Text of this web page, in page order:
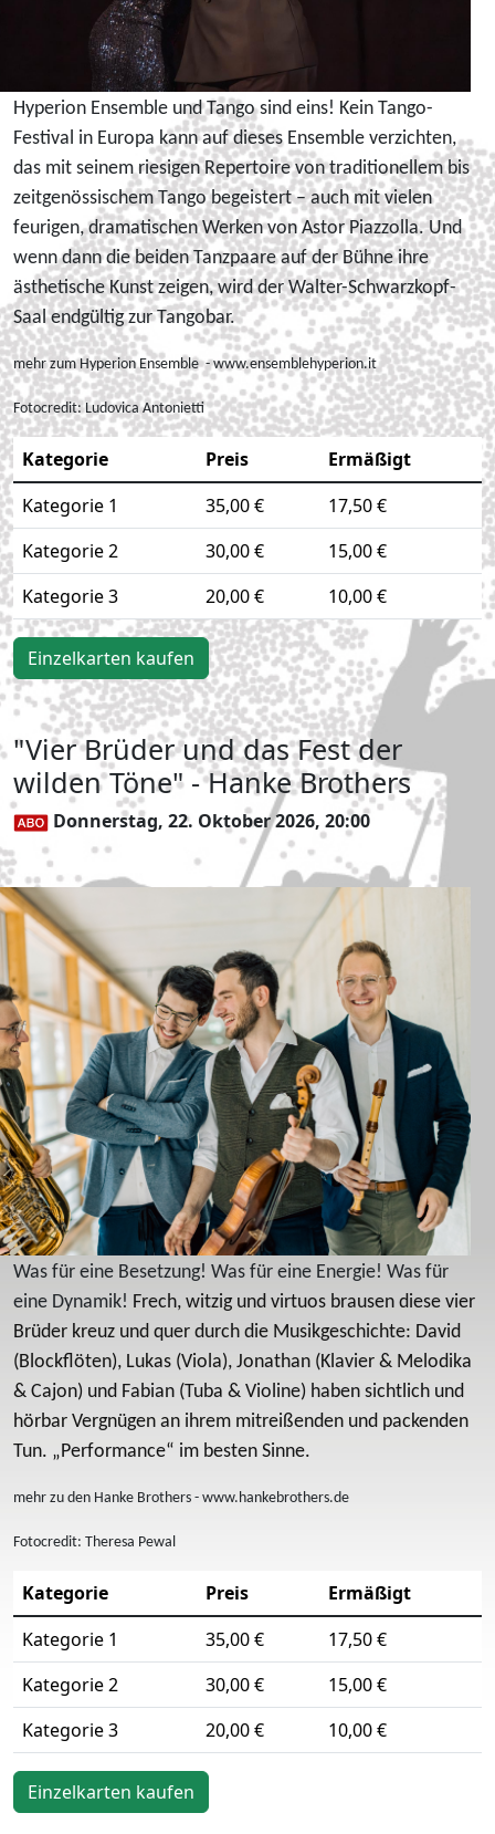
Hyperion Ensemble und Tango sind eins! Kein Tango-
Festival in Europa kann auf dieses Ensemble verzichten,
das mit seinem riesigen Repertoire von traditionellem bis
zeitgenössischem Tango begeistert – auch mit vielen
feurigen, dramatischen Werken von Astor Piazzolla. Und
wenn dann die beiden Tanzpaare auf der Bühne ihre
ästhetische Kunst zeigen, wird der Walter-Schwarzkopf-
Saal endgültig zur Tangobar.
mehr zum Hyperion Ensemble - www.ensemblehyperion.it
Fotocredit: Ludovica Antonietti
Kategorie Preis
Ermäßigt
Kategorie 1
35,00 €
17,50 €
Kategorie 2
30,00 €
15,00 €
Kategorie 3
20,00 € 10,00 €
Einzelkarten kaufen
"Vier Brüder und das Fest der
wilden Töne" - Hanke Brothers
Donnerstag, 22. Oktober 2026, 20:00
Was für eine Besetzung! Was für eine Energie! Was für
eine Dynamik! Frech, witzig und virtuos brausen diese vier
Brüder kreuz und quer durch die Musikgeschichte: David
(Blockflöten), Lukas (Viola), Jonathan (Klavier & Melodika
& Cajon) und Fabian (Tuba & Violine) haben sichtlich und
hörbar Vergnügen an ihrem mitreißenden und packenden
Tun. „Performance“ im besten Sinne.
mehr zu den Hanke Brothers - www.hankebrothers.de
Fotocredit: Theresa Pewal
Kategorie Preis
Ermäßigt
Kategorie 1
35,00 €
17,50 €
Kategorie 2
30,00 €
15,00 €
Kategorie 3
20,00 € 10,00 €
Einzelkarten kaufen